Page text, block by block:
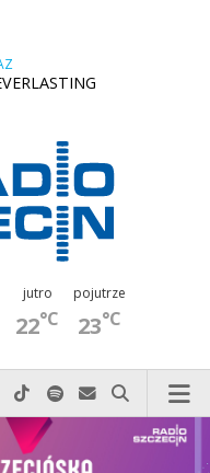
jutro
22°C
pojutrze
23°C
do nas zadzwoń
na Facebook-u
nas na X
Odwiedź nas na Instagram-ie
Odwiedź nas na TikTok-u
Szukaj nas na Spotify
Wyślij do nas
Szukaj